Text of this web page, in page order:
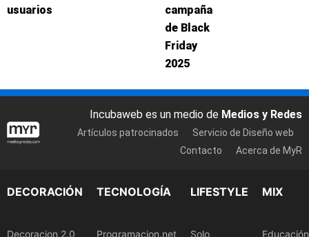
usuarios
campaña
de Black
Friday
2025
Incubaweb es un medio de Medios y Redes
Artículos patrocinados
Servicio de Diseño web
Contacto
Acerca de MyR
DECORACIÓN
Decoracion 2.0
TECNOLOGÍA
Programacion.net
LIFESTYLE
Solo
MIX
Educación